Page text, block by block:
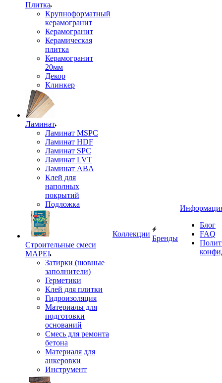
Плитка
Крупноформатный
керамогранит
Керамогранит
Керамическая
плитка
Керамогранит
20мм
Декор
Клинкер
Ламинат
Ламинат MSPC
Ламинат HDF
Ламинат SPC
Ламинат LVT
Ламинат ABA
Клей для
наполных
покрытий
Подложка
Строительные смеси
MAPEI
Затирки (шовные
заполнители)
Герметики
Клей для плитки
Гидроизоляция
Материалы для
подготовки
оснований
Смесь для ремонта
бетона
Материаля для
анкеровки
Инструмент
Коллекции
Бренды
Блог
FAQ